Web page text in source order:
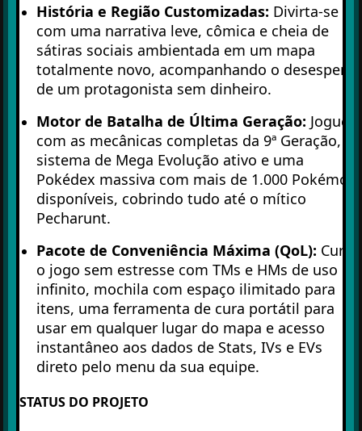
História e Região Customizadas: Divirta-se
com uma narrativa leve, cômica e cheia de
sátiras sociais ambientada em um mapa
totalmente novo, acompanhando o desespero
de um protagonista sem dinheiro.
Motor de Batalha de Última Geração: Jogue
com as mecânicas completas da 9ª Geração,
sistema de Mega Evolução ativo e uma
Pokédex massiva com mais de 1.000 Pokémon
disponíveis, cobrindo tudo até o mítico
Pecharunt.
Pacote de Conveniência Máxima (QoL): Curta
o jogo sem estresse com TMs e HMs de uso
infinito, mochila com espaço ilimitado para
itens, uma ferramenta de cura portátil para
usar em qualquer lugar do mapa e acesso
instantâneo aos dados de Stats, IVs e EVs
direto pelo menu da sua equipe.
⚠️ STATUS DO PROJETO